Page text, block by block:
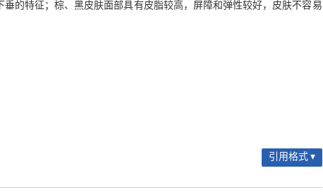
的特征；棕、黑皮肤面部具有皮脂较高，屏障和弹性较好，皮肤不容易
引用格式 ▾